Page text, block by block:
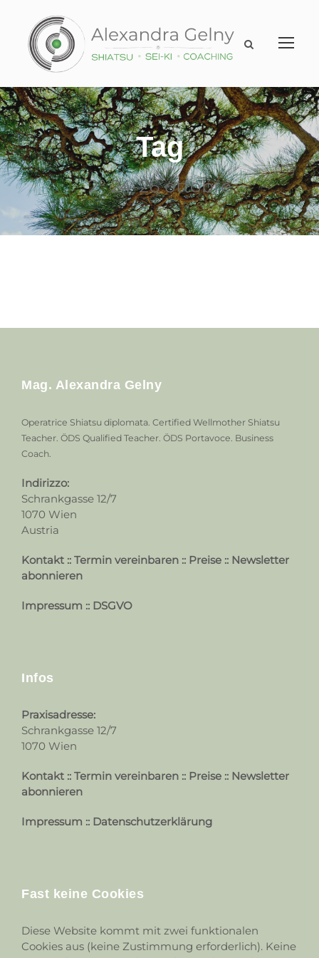
Tag
2° 24-26 ottobre
Mag. Alexandra Gelny
Operatrice Shiatsu diplomata. Certified Wellmother Shiatsu
Teacher. ÖDS Qualified Teacher. ÖDS Portavoce. Business
Coach.
Indirizzo:
Schrankgasse 12/7
1070 Wien
Austria
Kontakt :: Termin vereinbaren :: Preise :: Newsletter
abonnieren
Impressum :: DSGVO
Infos
Praxisadresse:
Schrankgasse 12/7
1070 Wien
Kontakt :: Termin vereinbaren :: Preise :: Newsletter
abonnieren
Impressum :: Datenschutzerklärung
Fast keine Cookies
Diese Website kommt mit zwei funktionalen
Cookies aus (keine Zustimmung erforderlich). Keine